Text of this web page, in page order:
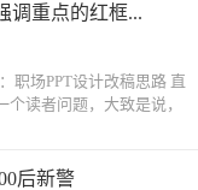
调重点的红框...
职场PPT设计改稿思路 直
读者问题，大致是说，
后新警